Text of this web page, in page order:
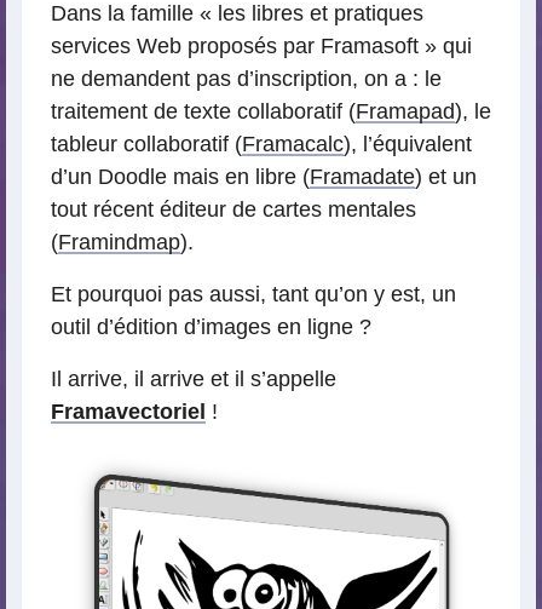
Dans la famille « les libres et pratiques
services Web proposés par Framasoft » qui
ne demandent pas d’inscription, on a : le
traitement de texte collaboratif (Framapad), le
tableur collaboratif (Framacalc), l’équivalent
d’un Doodle mais en libre (Framadate) et un
tout récent éditeur de cartes mentales
(Framindmap).
Et pourquoi pas aussi, tant qu’on y est, un
outil d’édition d’images en ligne ?
Il arrive, il arrive et il s’appelle
Framavectoriel !